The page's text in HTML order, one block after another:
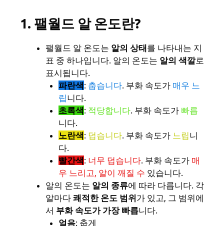
1. 팰월드 알 온도란?
팰월드 알 온도는 알의 상태를 나타내는 지
표 중 하나입니다. 알의 온도는 알의 색깔로
표시됩니다.
파란색: 춥습니다. 부화 속도가 매우 느
립니다.
초록색: 적당합니다. 부화 속도가 빠릅
니다.
노란색: 덥습니다. 부화 속도가느립니
다.
빨간색: 너무 덥습니다. 부화 속도가 매
우 느리고, 알이 깨질 수 있습니다.
알의 온도는 알의 종류에 따라 다릅니다. 각
알마다 쾌적한 온도 범위가 있고, 그 범위에
서 부화 속도가 가장 빠릅니다.
얼음: 춥게